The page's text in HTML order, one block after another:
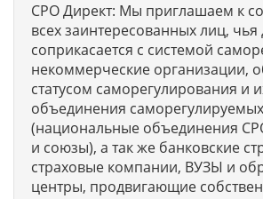
СРО Директ: Мы приглашаем к
всех заинтересованных лиц, чья
соприкасается с системой
некоммерческие организации,
статусом саморегулирования и
объединения
(национальные объединения
и союзы), а так же банковские
страховые компании, ВУЗЫ и
центры, продвигающие